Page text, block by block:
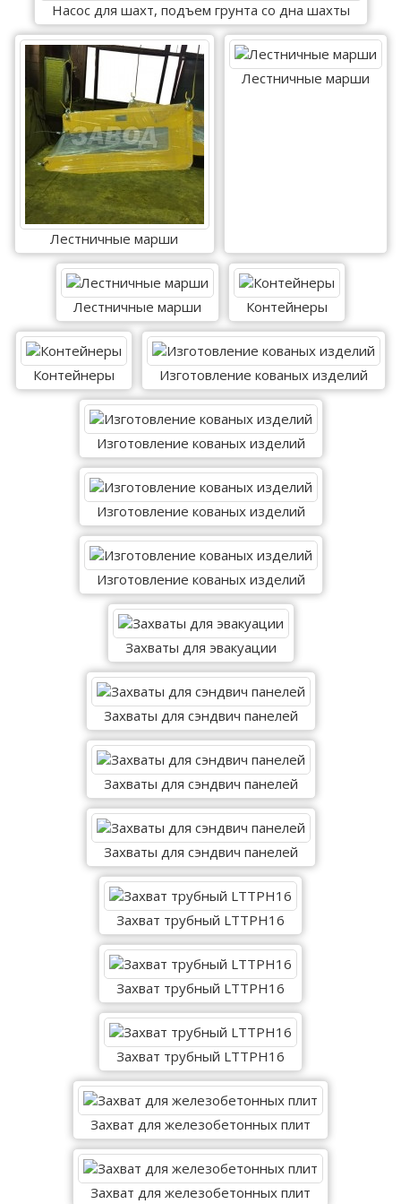
Насос для шахт, подъем грунта со дна шахты
Лестничные марши
Лестничные марши
Лестничные марши Контейнеры
Контейнеры Изготовление кованых изделий
Изготовление кованых изделий
Изготовление кованых изделий
Изготовление кованых изделий
Захваты для эвакуации
Захваты для сэндвич панелей
Захваты для сэндвич панелей
Захваты для сэндвич панелей
Захват трубный LTTPH16
Захват трубный LTTPH16
Захват трубный LTTPH16
Захват для железобетонных плит
Захват для железобетонных плит